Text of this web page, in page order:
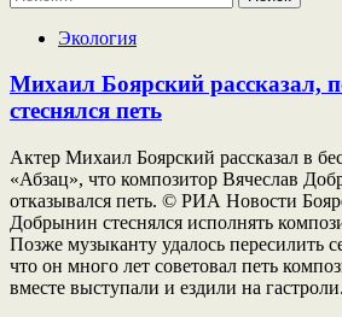
Экология
Михаил Боярский рассказал,
стеснялся петь
Актер Михаил Боярский рассказал в
«Абзац», что композитор Вячеслав
отказывался петь. © РИА Новости
Добрынин стеснялся исполнять
Позже музыканту удалось пересилить
что он много лет советовал петь
вместе выступали и ездили на